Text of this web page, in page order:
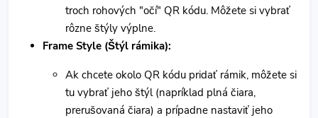
troch rohových "očí" QR kódu. Môžete si vybrať
rôzne štýly výplne.
Frame Style (Štýl rámika):
Ak chcete okolo QR kódu pridať rámik, môžete si
tu vybrať jeho štýl (napríklad plná čiara,
prerušovaná čiara) a prípadne nastaviť jeho